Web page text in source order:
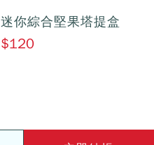
迷你綜合堅果塔提盒
$120